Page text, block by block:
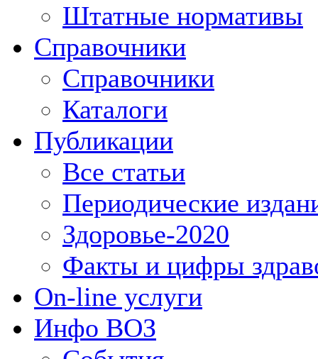
Штатные нормативы
Справочники
Справочники
Каталоги
Публикации
Все статьи
Периодические
Здоровье-2020
Факты и цифры
On-line услуги
Инфо ВОЗ